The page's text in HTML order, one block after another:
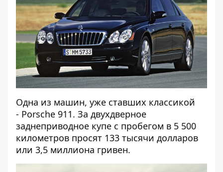
Одна из машин, уже ставших классикой
- Porsche 911. За двухдверное
заднеприводное купе с пробегом в 5 500
километров просят 133 тысячи долларов
или 3,5 миллиона гривен.